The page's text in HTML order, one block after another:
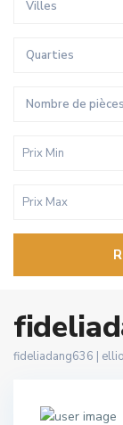
Villes
Quarties
Nombre de pièces
fideliadang636 |